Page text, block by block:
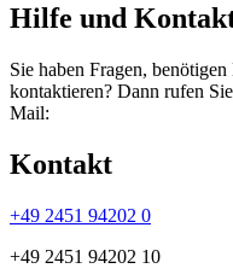
Hilfe und
Sie haben Fragen,
kontaktieren? Dann rufen
Mail:
Kontakt
+49 2451 94202 0
+49 2451 94202 10